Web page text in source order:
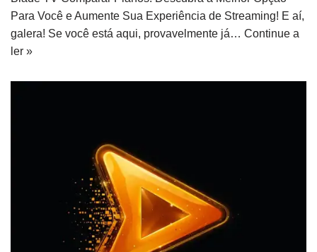
Para Você e Aumente Sua Experiência de Streaming! E aí,
galera! Se você está aqui, provavelmente já… Continue a
ler »